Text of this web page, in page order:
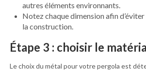
autres éléments environnants.
Notez chaque dimension afin
la construction.
Étape 3 : choisir le
Le choix du métal pour votre pergola est